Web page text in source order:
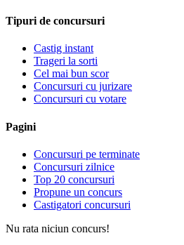
Tipuri de concursuri
Castig instant
Trageri la sorti
Cel mai bun scor
Concursuri cu jurizare
Concursuri cu votare
Pagini
Concursuri pe terminate
Concursuri zilnice
Top 20 concursuri
Propune un concurs
Castigatori concursuri
Nu rata niciun concurs!